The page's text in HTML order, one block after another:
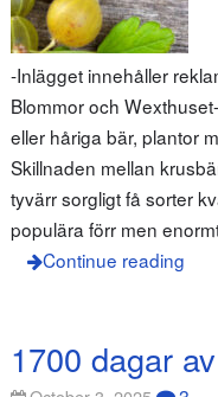
-Inlägget innehåller
Blommor och
eller håriga bär, plantor
Skillnaden mellan
tyvärr sorgligt få sorter
populära förr men
Continue reading
1700 dagar